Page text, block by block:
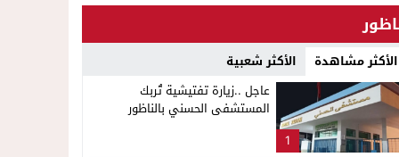
الأكثر مشاهدة الأكثر شعبية
1
عاجل ..زيارة تفتيشية تُربك
المستشفى الحسني بالناظور